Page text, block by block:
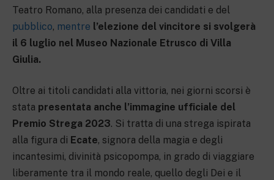
Teatro Romano, alla presenza dei candidati e del
pubblico, mentre l’elezione del vincitore si svolgerà
il 6 luglio nel Museo Nazionale Etrusco di Villa
Giulia.
Oltre ai titoli candidati alla vittoria, nei giorni scorsi è
stata presentata anche l’immagine ufficiale del
Premio Strega 2023. Si tratta di una strega ispirata
alla figura di Ecate, signora della magia e degli
incantesimi, divinità psicopompa, in grado di viaggiare
liberamente tra il mondo reale, quello degli Dei e il